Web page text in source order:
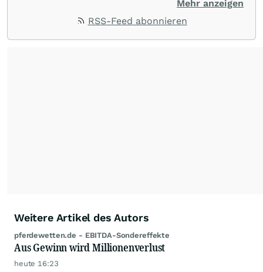
Caps aus dem deutschsprachigen Raum. Der
Notierungsaufnahmen werden besonders genau
Mehr anzeigen
RSS-Feed abonnieren
Weitere Artikel des Autors
pferdewetten.de - EBITDA-Sondereffekte
Aus Gewinn wird Millionenverlust
heute 16:23